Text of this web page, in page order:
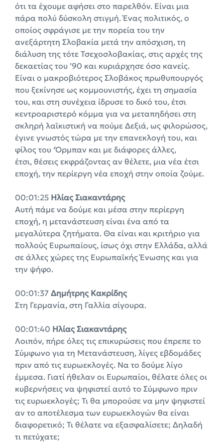
ότι τα έχουμε αφήσει στο παρελθόν. Είναι μια
πάρα πολύ δύσκολη στιγμή. Ένας πολιτικός, ο
οποίος σφράγισε με την πορεία του την
ανεξάρτητη Σλοβακία μετά την απόσχιση, τη
διάλυση της τότε Τσεχοσλοβακίας, στις αρχές της
δεκαετίας του ’90 και κυριάρχησε όσο κανείς.
Είναι ο μακροβιότερος Σλοβάκος πρωθυπουργός
που ξεκίνησε ως κομμουνιστής, έχει τη σημασία
του, και στη συνέχεια ίδρυσε το δικό του, έτσι
κεντροαριστερό κόμμα για να μεταπηδήσει στη
σκληρή λαϊκιστική να πούμε Δεξιά, ως φιλορώσος,
έγινε γνωστός τώρα με την επανεκλογή του, και
φίλος του ‘Όρμπαν και με διάφορες άλλες,
έτσι, θέσεις εκφράζοντας αν θέλετε, μια νέα έτσι
εποχή, την περίεργη νέα εποχή στην οποία ζούμε.
00:01:25 Ηλίας Σιακαντάρης
Αυτή πάμε να δούμε και μέσα στην περίεργη
εποχή, η μετανάστευση είναι ένα από τα
μεγαλύτερα ζητήματα. Θα είναι και κριτήριο για
πολλούς Ευρωπαίους, ίσως όχι στην Ελλάδα, αλλά
σε άλλες χώρες της Ευρωπαϊκής Ένωσης και για
την ψήφο.
00:01:37 Δημήτρης Κακρίδης
Στη Γερμανία, στη Γαλλία σίγουρα.
00:01:40 Ηλίας Σιακαντάρης
Λοιπόν, πήρε όλες τις επικυρώσεις που έπρεπε το
Σύμφωνο για τη Mετανάστευση, λίγες εβδομάδες
πριν από τις ευρωεκλογές. Να το δούμε λίγο
έμμεσα. Γιατί ήθελαν οι Ευρωπαίοι, θέλατε όλες οι
κυβερνήσεις να ψηφιστεί αυτό το Σύμφωνο πριν
τις ευρωεκλογές; Τι θα μπορούσε να μην ψηφιστεί
αν το αποτέλεσμα των ευρωεκλογών θα είναι
διαφορετικό; Τι θέλατε να εξασφαλίσετε; Δηλαδή
τι πετύχατε;